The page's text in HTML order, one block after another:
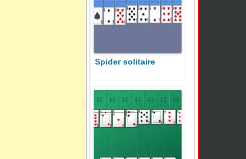
Spider solitaire